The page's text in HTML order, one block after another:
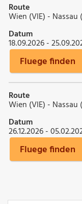
Route
Wien (VIE) - Nassau
Datum
18.09.2026 -
Fluege finden
Route
Wien (VIE) - Nassau
Datum
26.12.2026 -
Fluege finden